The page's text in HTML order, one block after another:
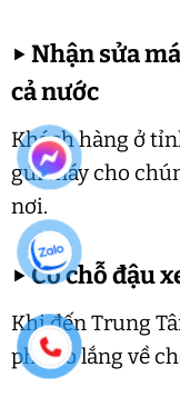
▶Nhận sửa
cả nước
Khách hàng ở
gửi máy cho
nơi.
▶Có chỗ đậu
Khi đến Trung
phải lo lắng về